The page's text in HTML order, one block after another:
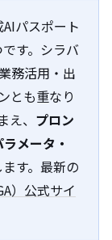
パスポート
す。シラバ
務活用・出
とも重なり
え、 プロン
メータ・
す。最新の
）公式サイ